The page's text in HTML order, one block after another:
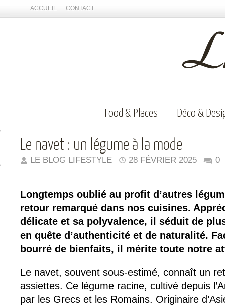
ACCUEIL CONTACT
Food & Places Déco &
Le navet : un légume à la mode
LE BLOG LIFESTYLE 28 FÉVRIER 2025 0
Longtemps oublié au profit d’autres
retour remarqué dans nos cuisines.
délicate et sa polyvalence, il séduit de
en quête d’authenticité et de naturalité.
bourré de bienfaits, il mérite toute notre
Le navet, souvent sous-estimé, connaît un
assiettes. Ce légume racine, cultivé depuis
par les Grecs et les Romains. Originaire